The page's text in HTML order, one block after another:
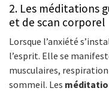
2. Les méditations
et de scan corporel
Lorsque l’anxiété
l’esprit. Elle se
musculaires,
sommeil. Les